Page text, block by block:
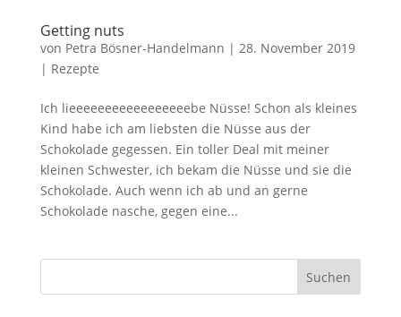
Getting nuts
von Petra Bösner-Handelmann | 28. November 2019
| Rezepte
Ich lieeeeeeeeeeeeeeeeebe Nüsse! Schon als kleines
Kind habe ich am liebsten die Nüsse aus der
Schokolade gegessen. Ein toller Deal mit meiner
kleinen Schwester, ich bekam die Nüsse und sie die
Schokolade. Auch wenn ich ab und an gerne
Schokolade nasche, gegen eine...